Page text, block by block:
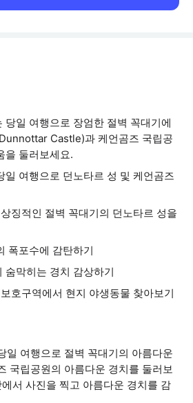
당일 여행으로 장엄한 절벽 꼭대기에
Castle)과 케언곰즈 국립공
을 둘러보세요.
일 여행으로 던노타르 성 및 케언곰즈
징적인 절벽 꼭대기의 던노타르 성을
폭포수에 감탄하기
숨막히는 경치 감상하기
호구역에서 현지 야생동물 찾아보기
일 여행으로 절벽 꼭대기의 아름다운
국립공원의 아름다운 경치를 둘러보
서 사진을 찍고 아름다운 경치를 감